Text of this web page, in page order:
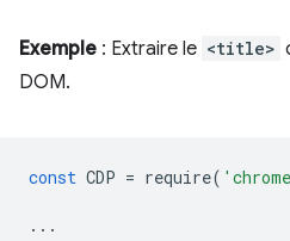
Exemple : Extraire le <title>
DOM.
const CDP = require(
...